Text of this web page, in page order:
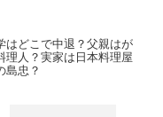
はどこで中退？父親はが
理人？実家は日本料理屋
島忠？